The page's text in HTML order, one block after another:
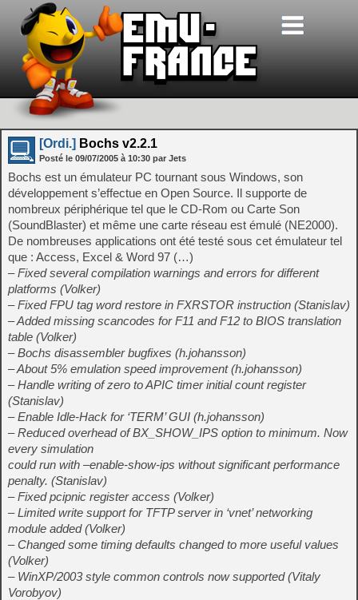
[Ordi.] Bochs v2.2.1
Posté le 09/07/2005 à 10:30 par Jets
Bochs est un émulateur PC tournant sous Windows, son
développement s’effectue en Open Source. Il supporte de
nombreux périphérique tel que le CD-Rom ou Carte Son
(SoundBlaster) et même une carte réseau est émulé (NE2000).
De nombreuses applications ont été testé sous cet émulateur tel
que : Access, Excel & Word 97 (…)
– Fixed several compilation warnings and errors for different
platforms (Volker)
– Fixed FPU tag word restore in FXRSTOR instruction (Stanislav)
– Added missing scancodes for F11 and F12 to BIOS translation
table (Volker)
– Bochs disassembler bugfixes (h.johansson)
– About 5% emulation speed improvement (h.johansson)
– Handle writing of zero to APIC timer initial count register
(Stanislav)
– Enable Idle-Hack for ‘TERM’ GUI (h.johansson)
– Reduced overhead of BX_SHOW_IPS option to minimum. Now
every simulation
could run with –enable-show-ips without significant performance
penalty. (Stanislav)
– Fixed pcipnic register access (Volker)
– Limited write support for TFTP server in ‘vnet’ networking
module added (Volker)
– Changed some timing defaults changed to more useful values
(Volker)
– WinXP/2003 style common controls now supported (Vitaly
Vorobyov)